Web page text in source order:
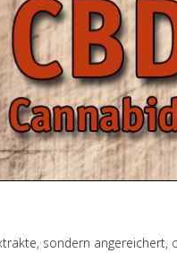
sondern angereichert,